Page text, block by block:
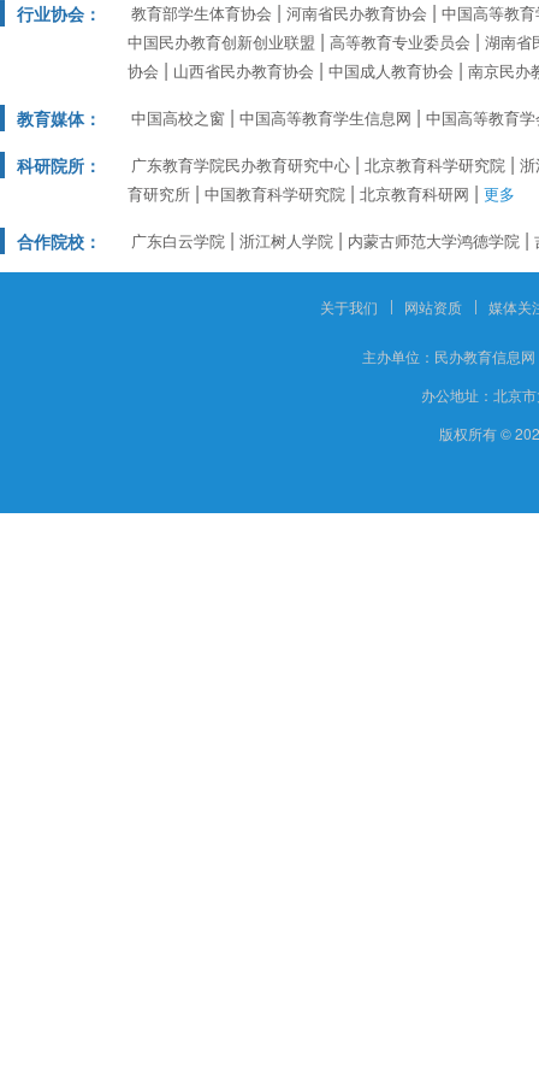
行业协会： 教育部学生体育协会 河南省民办教育协会
中国高等教
中国民办教育创新创业联盟
高等教育专业委员会
湖南省
协会
山西省民办教育协会 中国成人教育协会 南京民办
教育媒体： 中国高校之窗 中国高等教育学生信息网 中国高等教育
科研院所： 广东教育学院民办教育研究中心 北京教育科学研究院
育研究所
中国教育科学研究院 北京教育科研网 更多
合作院校： 广东白云学院 浙江树人学院 内蒙古师范大学鸿德学院
关于我们 网站资质 媒体关
主办单位： 民办教育信息网
办公地址： 北京
版权所有 ©